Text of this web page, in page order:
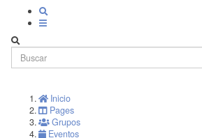
Inicio
Pages
Grupos
Eventos